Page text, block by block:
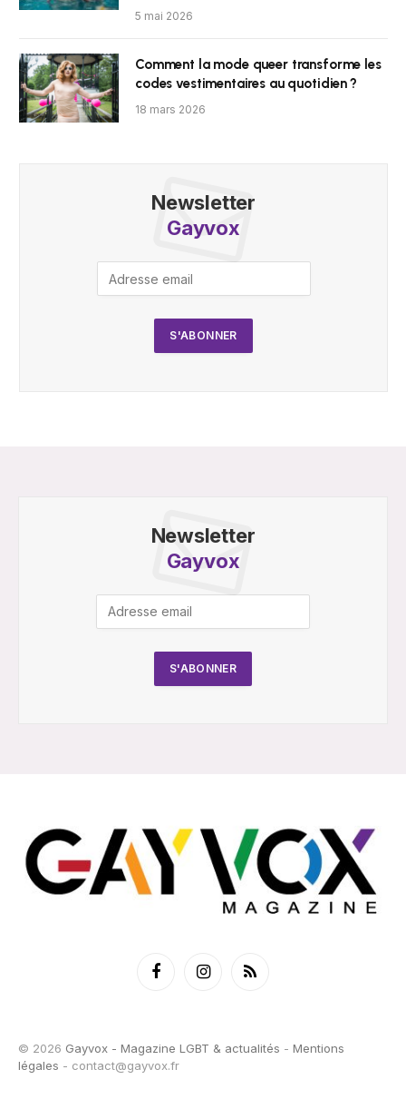
5 mai 2026
Comment la mode queer transforme les
codes vestimentaires au quotidien ?
18 mars 2026
Newsletter
Gayvox
Newsletter
Gayvox
FacebookInstagramRSS
© 2026 Gayvox - Magazine LGBT & actualités - Mentions
légales - contact@gayvox.fr